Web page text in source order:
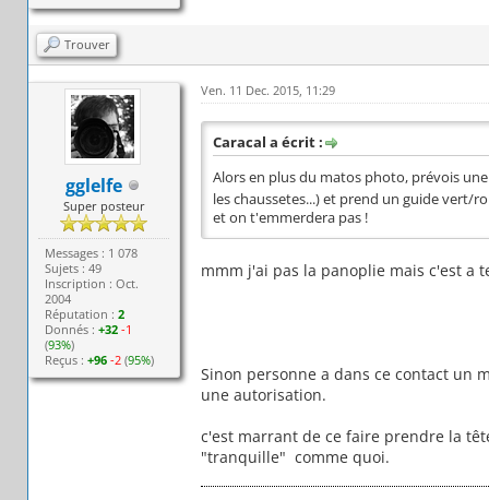
Trouver
gglelfe
Super posteur
Messages : 1 078
Sujets : 49
Inscription : Oct.
2004
Réputation :2
Donnés :+32 -1
(93%)
Reçus :+96 -2 (95%)
Ven. 11 Dec. 2015, 11:29
Caracal a écrit :
Alors en plus du matos photo, prévois
les chaussetes...) et prend un guide vert/
et on t'emmerdera pas !
mmm j'ai pas la panoplie mais c'est a
Sinon personne a dans ce contact un
une autorisation.
c'est marrant de ce faire prendre la
"tranquille" comme quoi.